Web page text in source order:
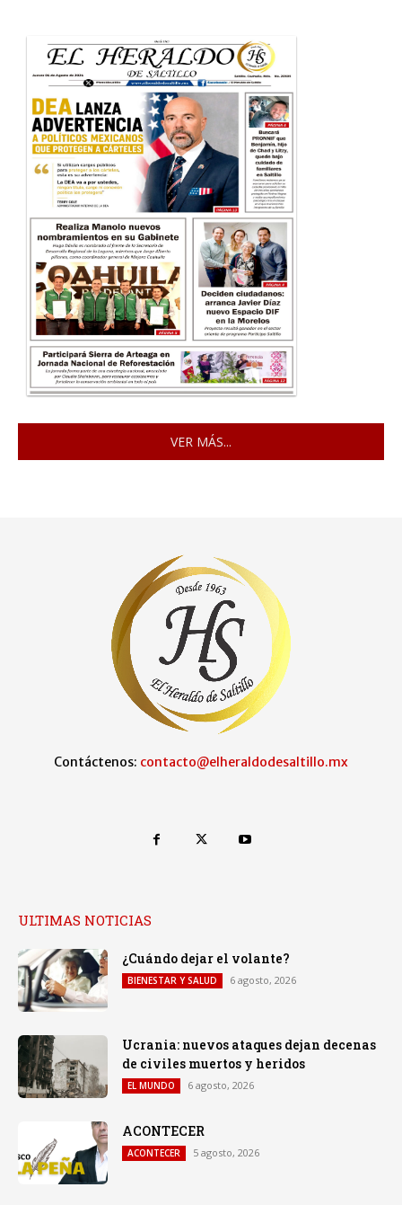
VER MÁS...
Contáctenos: contacto@elheraldodesaltillo.mx
ULTIMAS NOTICIAS
¿Cuándo dejar el volante?
BIENESTAR Y SALUD 6 agosto, 2026
Ucrania: nuevos ataques dejan decenas
de civiles muertos y heridos
EL MUNDO 6 agosto, 2026
ACONTECER
ACONTECER 5 agosto, 2026